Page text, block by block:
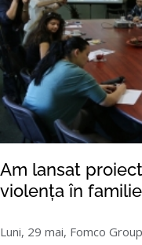
Am lansat
violența în familie
Luni, 29 mai, Fomco